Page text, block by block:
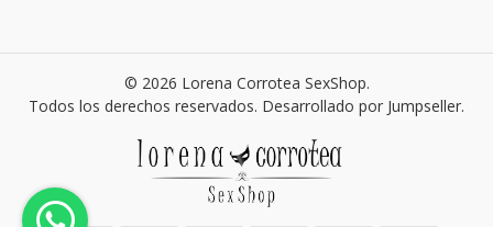
© 2026 Lorena Corrotea SexShop.
Todos los derechos reservados. Desarrollado por Jumpseller.